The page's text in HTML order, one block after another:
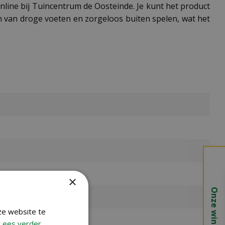
bij Tuincentrum de Oosteinde. Je kunt het product
droge voeten en zorgeloos buiten spelen, wat het
Onze winkels
×
website te